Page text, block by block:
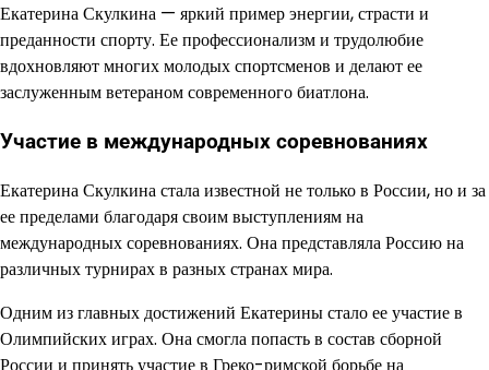
Екатерина Скулкина — яркий пример энергии, страсти и
преданности спорту. Ее профессионализм и трудолюбие
вдохновляют многих молодых спортсменов и делают ее
заслуженным ветераном современного биатлона.
Участие в международных соревнованиях
Екатерина Скулкина стала известной не только в России, но и за
ее пределами благодаря своим выступлениям на
международных соревнованиях. Она представляла Россию на
различных турнирах в разных странах мира.
Одним из главных достижений Екатерины стало ее участие в
Олимпийских играх. Она смогла попасть в состав сборной
России и принять участие в Греко-римской борьбе на